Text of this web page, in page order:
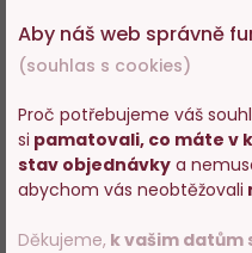
Novinka
Aby náš web správně
(souhlas s cookies)
Proč potřebujeme váš
si pamatovali, co máte v
stav objednávky a
abychom vás neobtěžovali
Děkujeme, k vašim datům
s